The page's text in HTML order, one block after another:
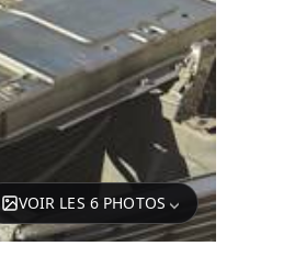
VOIR LES 6 PHOTOS